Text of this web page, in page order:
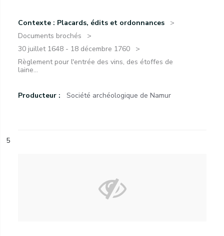
Contexte : Placards, édits et ordonnances
Documents brochés
30 juillet 1648 - 18 décembre 1760
Règlement pour l'entrée des vins, des étoffes de
laine...
Producteur : Société archéologique de Namur
5